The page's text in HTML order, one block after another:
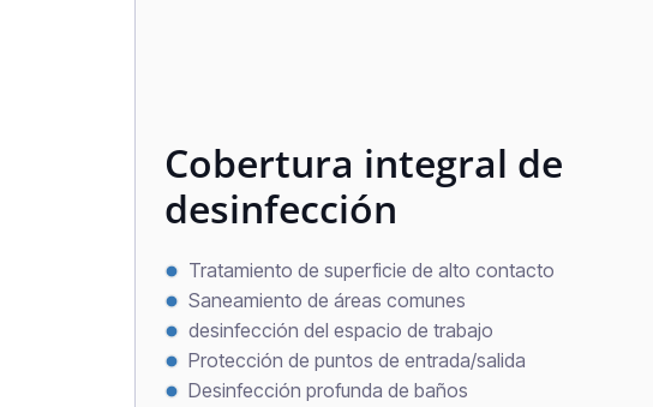
Cobertura integral de
desinfección
Tratamiento de superficie de alto contacto
Saneamiento de áreas comunes
desinfección del espacio de trabajo
Protección de puntos de entrada/salida
Desinfección profunda de baños